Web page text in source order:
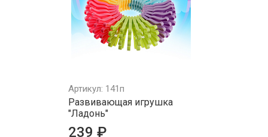
Артикул: 141п
Развивающая игрушка
"Ладонь"
239 ₽